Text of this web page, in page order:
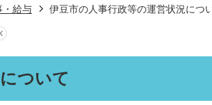
・給与
伊豆市の人事行政等の運営状況につ
ついて